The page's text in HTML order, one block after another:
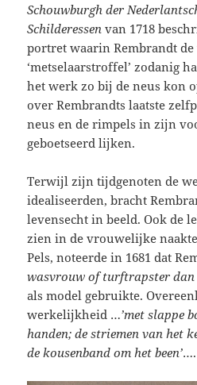
Schouwburgh der
Schilderessen van 1718
portret waarin Rembrandt de
‘metselaarstroffel’ zodanig
het werk zo bij de neus kon
over Rembrandts laatste
neus en de rimpels in zijn
geboetseerd lijken.
Terwijl zijn tijdgenoten de
idealiseerden, bracht
levensecht in beeld. Ook de
zien in de vrouwelijke
Pels, noteerde in 1681 dat
wasvrouw of turftrapster dan
als model gebruikte.
werkelijkheid …’met slappe
handen; de striemen van het
de kousenband om het been’….